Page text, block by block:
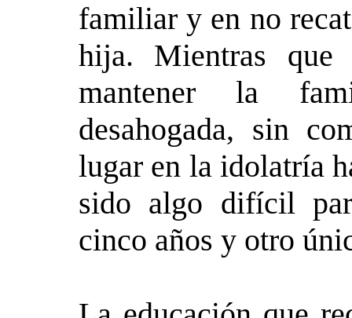
familiar y en no
hija. Mientras que
mantener la
desahogada, sin
lugar en la idolatría
sido algo difícil
cinco años y otro